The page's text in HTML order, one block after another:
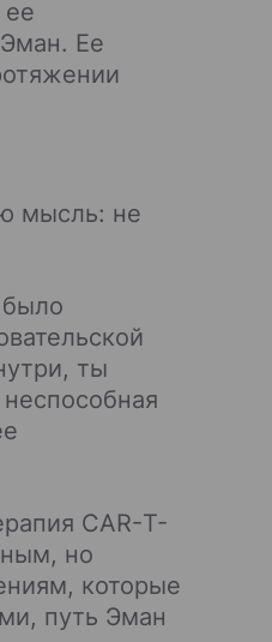
Ее
мысль: не
ты
CAR-Т-
но
которые
путь Эман